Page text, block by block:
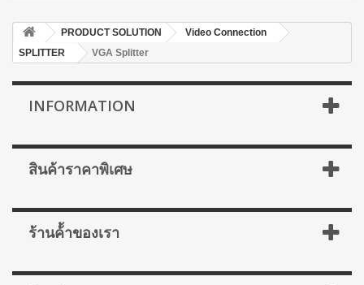
PRODUCT SOLUTION
Video Connection
SPLITTER
VGA Splitter
INFORMATION
สินค้าราคาพิเศษ
ร้านค้้าของเรา